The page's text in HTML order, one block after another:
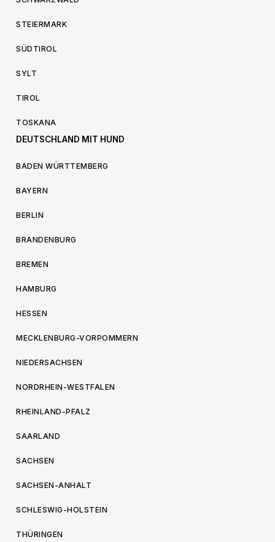
STEIERMARK
SÜDTIROL
SYLT
TIROL
TOSKANA
DEUTSCHLAND MIT HUND
BADEN WÜRTTEMBERG
BAYERN
BERLIN
BRANDENBURG
BREMEN
HAMBURG
HESSEN
MECKLENBURG-VORPOMMERN
NIEDERSACHSEN
NORDRHEIN-WESTFALEN
RHEINLAND-PFALZ
SAARLAND
SACHSEN
SACHSEN-ANHALT
SCHLESWIG-HOLSTEIN
THÜRINGEN